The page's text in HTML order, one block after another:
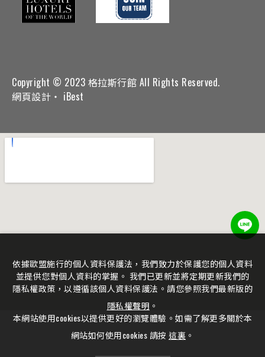
Copyright © 2023 格拉斯行館 All Rights Reserved.
網頁設計 ‧ iBest
依據歐盟施行的個人資料保護法，我們致力於保護您的個人資料
並提供您對個人資料的掌握。 我們已更新並將定期更新我們的
隱私權政策，以遵循該個人資料保護法。請您參照我們最新版的
隱私權聲明 。
本網站使用cookies以提供更好的瀏覽體驗。如需了解更多關於本
網站如何使用cookies 請按 這裏 。